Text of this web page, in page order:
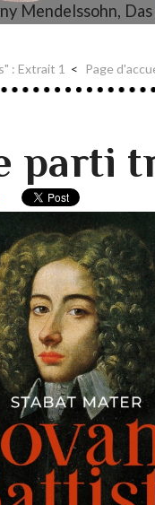
Mendelssohn, Das
: Extrait 1 Page
parti